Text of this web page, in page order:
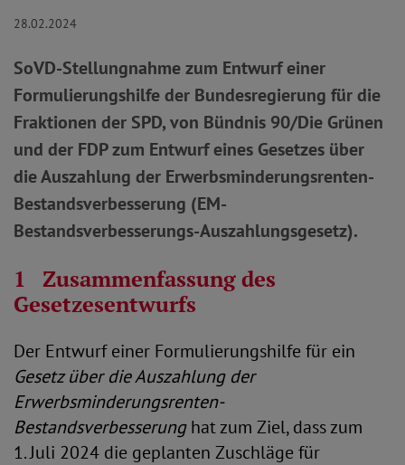
28.02.2024
SoVD-Stellungnahme zum Entwurf einer
Formulierungshilfe der Bundesregierung für die
Fraktionen der SPD, von Bündnis 90/Die Grünen
und der FDP zum Entwurf eines Gesetzes über
die Auszahlung der Erwerbsminderungsrenten-
Bestandsverbesserung (EM-
Bestandsverbesserungs-Auszahlungsgesetz).
1 Zusammenfassung des
Gesetzesentwurfs
Der Entwurf einer Formulierungshilfe für ein
Gesetz über die Auszahlung der
Erwerbsminderungsrenten-
Bestandsverbesserunghat zum Ziel, dass zum
1. Juli 2024 die geplanten Zuschläge für